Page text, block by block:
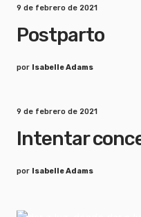
9 de febrero de 2021
Postparto
por Isabelle Adams
9 de febrero de 2021
Intentar
por Isabelle Adams